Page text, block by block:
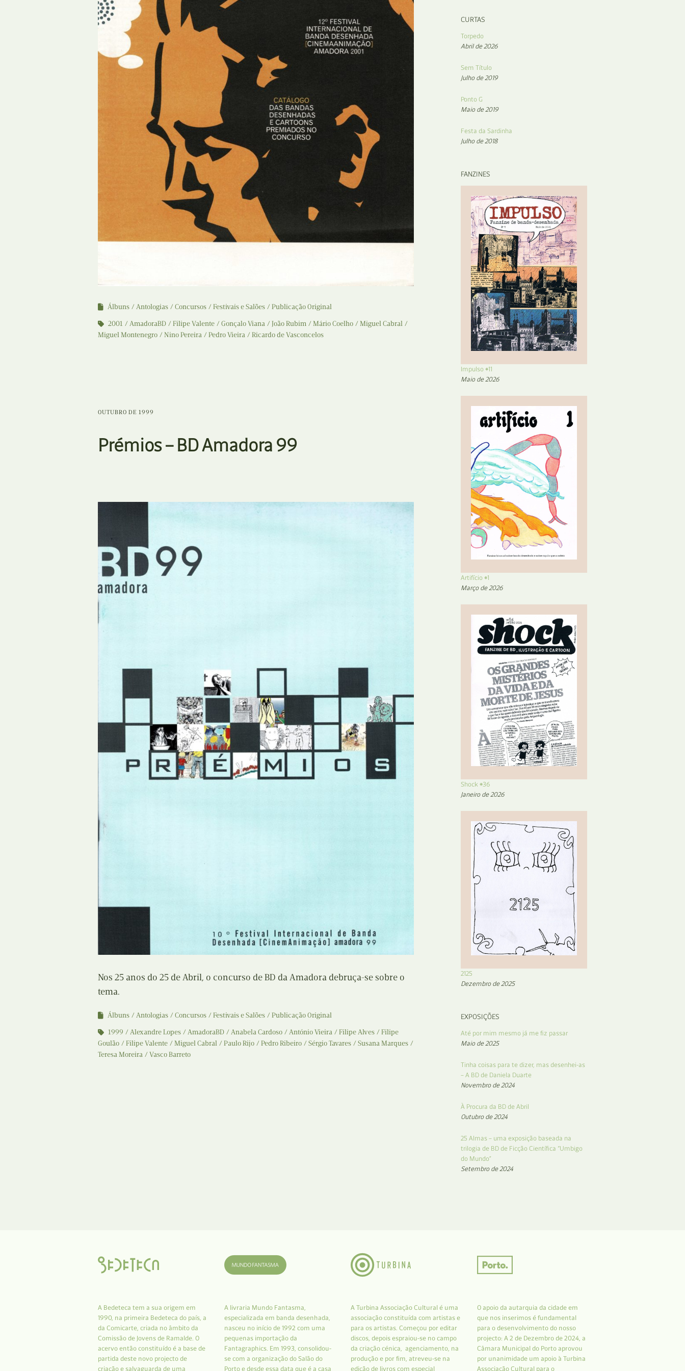
Internacional
Para BD
Publicação Original
Programas e Catálogos
Publicações em periódicos
Tertúlias
Web BD
Álbuns Antologias Concursos Festivais e Salões
Publicação Original
2001
AmadoraBD Filipe Valente Gonçalo Viana João Rubim Mário Coelho
Miguel Cabral
Miguel Montenegro
Nino Pereira Pedro Vieira Ricardo de Vasconcelos
OUTUBRO DE 1999
Prémios – BD Amadora 99
Nos 25 anos do 25 de Abril, o concurso de BD da Amadora debruça-se sobre o
tema.
Álbuns Antologias Concursos Festivais e Salões
Publicação Original
1999
Alexandre Lopes AmadoraBD Anabela Cardoso António Vieira Filipe Alves
Filipe
Goulão
Filipe Valente Miguel Cabral Paulo Rijo Pedro Ribeiro Sérgio Tavares
Susana Marques
Teresa Moreira
Vasco Barreto
CURTAS
Torpedo
Abril de 2026
Sem Título
Julho de 2019
Ponto G
Maio de 2019
Festa da Sardinha
Julho de 2018
FANZINES
Impulso #11
Maio de 2026
Artifício #1
Março de 2026
Shock #36
Janeiro de 2026
2125
Dezembro de 2025
EXPOSIÇÕES
Até por mim mesmo já me fiz passar
Maio de 2025
Tinha coisas para te dizer, mas desenhei-as
– A BD de Daniela Duarte
Novembro de 2024
À Procura da BD de Abril
Outubro de 2024
25 Almas – uma exposição baseada na
trilogia de BD de Ficção Científica “Umbigo
do Mundo”
Setembro de 2024
A Bedeteca tem a sua origem em
1990, na primeira Bedeteca do país, a
da Comicarte, criada no âmbito da
Comissão de Jovens de Ramalde. O
acervo então constituído é a base de
partida deste novo projecto de
criação e salvaguarda de uma
A livraria Mundo Fantasma,
especializada em banda desenhada,
nasceu no início de 1992 com uma
pequenas importação da
Fantagraphics. Em 1993, consolidou-
se com a organização do Salão do
Porto e desde essa data que é a casa
A Turbina Associação Cultural é uma
associação constituída com artistas e
para os artistas. Começou por editar
discos, depois espraiou-se no campo
da criação cénica, agenciamento, na
produção e por fim, atreveu-se na
edição de livros com especial
O apoio da autarquia da cidade em
que nos inserimos é fundamental
para o desenvolvimento do nosso
projecto: A 2 de Dezembro de 2024, a
Câmara Municipal do Porto aprovou
por unanimidade um apoio à Turbina
Associação Cultural para o